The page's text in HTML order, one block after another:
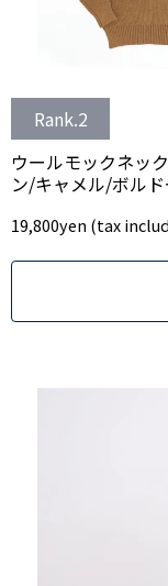
Rank.2
ウールモックネッ
ン/キャメル/ボルド
19,800yen (tax